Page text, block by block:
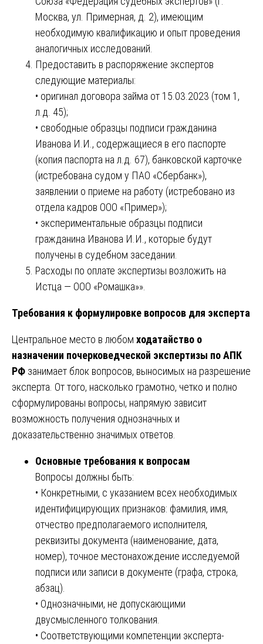
Москва, ул. Примерная, д. 2), имеющим
необходимую квалификацию и опыт проведения
аналогичных исследований.
Предоставить в распоряжение экспертов
следующие материалы:
• оригинал договора займа от 15.03.2023 (том 1,
л.д. 45);
• свободные образцы подписи гражданина
Иванова И.И., содержащиеся в его паспорте
(копия паспорта на л.д. 67), банковской карточке
(истребована судом у ПАО «Сбербанк»),
заявлении о приеме на работу (истребовано из
отдела кадров ООО «Пример»);
• экспериментальные образцы подписи
гражданина Иванова И.И., которые будут
получены в судебном заседании.
Расходы по оплате экспертизы возложить на
Истца — ООО «Ромашка»».
Требования к формулировке вопросов для эксперта
Центральное место в любом ходатайство о
назначении почерковедческой экспертизы по АПК
РФ занимает блок вопросов, выносимых на разрешение
эксперта. От того, насколько грамотно, четко и полно
сформулированы вопросы, напрямую зависит
возможность получения однозначных и
доказательственно значимых ответов.
Основные требования к вопросам
Вопросы должны быть:
• Конкретными, с указанием всех необходимых
идентифицирующих признаков: фамилия, имя,
отчество предполагаемого исполнителя,
реквизиты документа (наименование, дата,
номер), точное местонахождение исследуемой
подписи или записи в документе (графа, строка,
абзац).
• Однозначными, не допускающими
двусмысленного толкования.
• Соответствующими компетенции эксперта-